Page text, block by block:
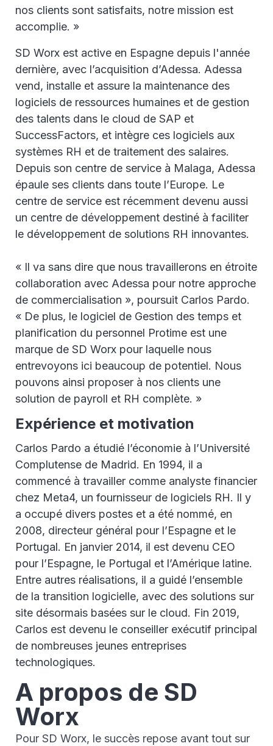
nos clients sont satisfaits, notre mission est
accomplie. »
SD Worx est active en Espagne depuis l'année
dernière, avec l’acquisition d’Adessa. Adessa
vend, installe et assure la maintenance des
logiciels de ressources humaines et de gestion
des talents dans le cloud de SAP et
SuccessFactors, et intègre ces logiciels aux
systèmes RH et de traitement des salaires.
Depuis son centre de service à Malaga, Adessa
épaule ses clients dans toute l’Europe. Le
centre de service est récemment devenu aussi
un centre de développement destiné à faciliter
le développement de solutions RH innovantes.
« Il va sans dire que nous travaillerons en étroite
collaboration avec Adessa pour notre approche
de commercialisation », poursuit Carlos Pardo.
« De plus, le logiciel de Gestion des temps et
planification du personnel Protime est une
marque de SD Worx pour laquelle nous
entrevoyons ici beaucoup de potentiel. Nous
pouvons ainsi proposer à nos clients une
solution de payroll et RH complète. »
Expérience et motivation
Carlos Pardo a étudié l’économie à l’Université
Complutense de Madrid. En 1994, il a
commencé à travailler comme analyste financier
chez Meta4, un fournisseur de logiciels RH. Il y
a occupé divers postes et a été nommé, en
2008, directeur général pour l’Espagne et le
Portugal. En janvier 2014, il est devenu CEO
pour l’Espagne, le Portugal et l’Amérique latine.
Entre autres réalisations, il a guidé l’ensemble
de la transition logicielle, avec des solutions sur
site désormais basées sur le cloud. Fin 2019,
Carlos est devenu le conseiller exécutif principal
de nombreuses jeunes entreprises
technologiques.
A propos de SD
Worx
Pour SD Worx, le succès repose avant tout sur